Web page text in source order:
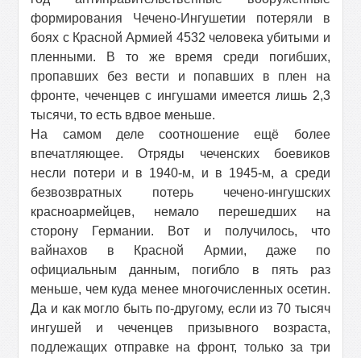
формирования Чечено-Ингушетии потеряли в
боях с Красной Армией 4532 человека убитыми и
пленными. В то же время среди погибших,
пропавших без вести и попавших в плен на
фронте, чеченцев с ингушами имеется лишь 2,3
тысячи, то есть вдвое меньше.
На самом деле соотношение ещё более
впечатляющее. Отряды чеченских боевиков
несли потери и в 1940-м, и в 1945-м, а среди
безвозвратных потерь чечено-ингушских
красноармейцев, немало перешедших на
сторону Германии. Вот и получилось, что
вайнахов в Красной Армии, даже по
официальным данным, погибло в пять раз
меньше, чем куда менее многочисленных осетин.
Да и как могло быть по-другому, если из 70 тысяч
ингушей и чеченцев призывного возраста,
подлежащих отправке на фронт, только за три